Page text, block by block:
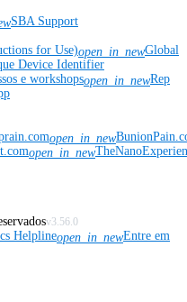
SBA Support
for Use)open_in_newGlobal
Device Identifier
e workshopsopen_in_newRep
open_in_new
open_in_new
v3.56.0
Helplineopen_in_newEntre em